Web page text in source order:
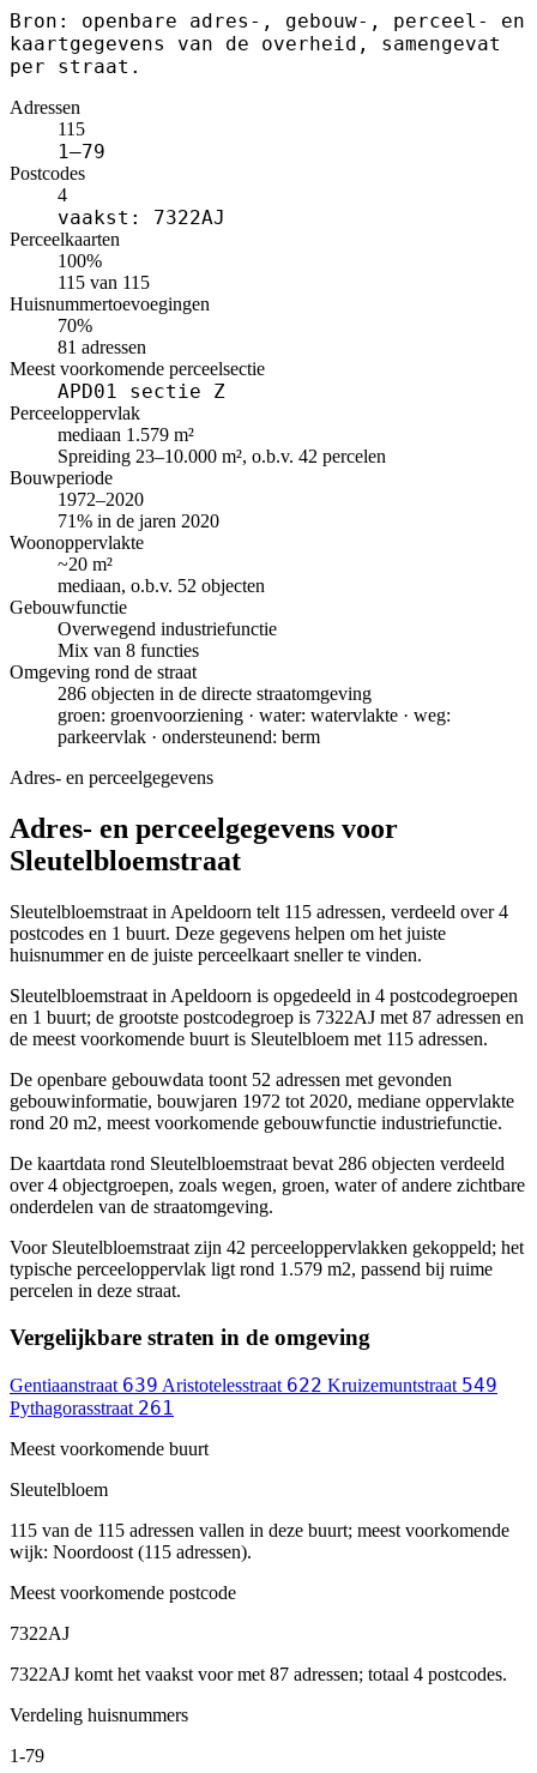
Bron: openbare adres-, gebouw-, perceel- en
kaartgegevens van de overheid, samengevat
per straat.
Adressen
115
1–79
Postcodes
4
vaakst: 7322AJ
Perceelkaarten
100%
115 van 115
Huisnummertoevoegingen
70%
81 adressen
Meest voorkomende perceelsectie
APD01 sectie Z
Perceeloppervlak
mediaan 1.579 m²
Spreiding 23–10.000 m², o.b.v. 42 percelen
Bouwperiode
1972–2020
71% in de jaren 2020
Woonoppervlakte
~20 m²
mediaan, o.b.v. 52 objecten
Gebouwfunctie
Overwegend industriefunctie
Mix van 8 functies
Omgeving rond de straat
286 objecten in de directe straatomgeving
groen: groenvoorziening · water: watervlakte · weg:
parkeervlak · ondersteunend: berm
Adres- en perceelgegevens
Adres- en perceelgegevens voor
Sleutelbloemstraat
Sleutelbloemstraat in Apeldoorn telt 115 adressen, verdeeld over 4
postcodes en 1 buurt. Deze gegevens helpen om het juiste
huisnummer en de juiste perceelkaart sneller te vinden.
Sleutelbloemstraat in Apeldoorn is opgedeeld in 4 postcodegroepen
en 1 buurt; de grootste postcodegroep is 7322AJ met 87 adressen en
de meest voorkomende buurt is Sleutelbloem met 115 adressen.
De openbare gebouwdata toont 52 adressen met gevonden
gebouwinformatie, bouwjaren 1972 tot 2020, mediane oppervlakte
rond 20 m2, meest voorkomende gebouwfunctie industriefunctie.
De kaartdata rond Sleutelbloemstraat bevat 286 objecten verdeeld
over 4 objectgroepen, zoals wegen, groen, water of andere zichtbare
onderdelen van de straatomgeving.
Voor Sleutelbloemstraat zijn 42 perceeloppervlakken gekoppeld; het
typische perceeloppervlak ligt rond 1.579 m2, passend bij ruime
percelen in deze straat.
Vergelijkbare straten in de omgeving
Gentiaanstraat 639 Aristotelesstraat 622 Kruizemuntstraat 549
Pythagorasstraat 261
Meest voorkomende buurt
Sleutelbloem
115 van de 115 adressen vallen in deze buurt; meest voorkomende
wijk: Noordoost (115 adressen).
Meest voorkomende postcode
7322AJ
7322AJ komt het vaakst voor met 87 adressen; totaal 4 postcodes.
Verdeling huisnummers
1-79